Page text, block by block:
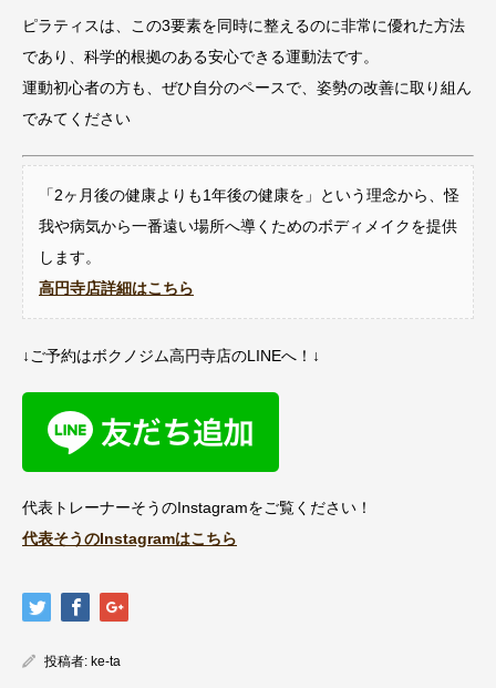
ピラティスは、この3要素を同時に整えるのに非常に優れた方法
であり、科学的根拠のある安心できる運動法です。
運動初心者の方も、ぜひ自分のペースで、姿勢の改善に取り組ん
でみてください
「2ヶ月後の健康よりも1年後の健康を」という理念から、怪
我や病気から一番遠い場所へ導くためのボディメイクを提供
します。
高円寺店詳細はこちら
↓ご予約はボクノジム高円寺店のLINEへ！↓
代表トレーナーそうのInstagramをご覧ください！
代表そうのInstagramはこちら
投稿者: ke-ta